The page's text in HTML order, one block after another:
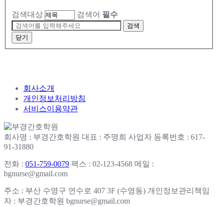
검색대상 검색어 필수
검색
닫기
회사소개
개인정보처리방침
서비스이용약관
회사명 : 부경간호학원 대표 : 주명희 사업자 등록번호 : 617-
91-31880
전화 : 051-759-0079 팩스 : 02-123-4568 메일 :
bgnurse@gmail.com
주소 : 부산 수영구 연수로 407 3F (수영동) 개인정보관리책임
자 : 부경간호학원 bgnurse@gmail.com